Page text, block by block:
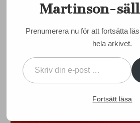
Ett författarskap som fångar
kosmos
MARTINSON JUST NU
Månadens
2025:
Edsleskog
0 Comments
Martinson-
Prenumerera nu för att fortsätta
hela arkivet.
Fortsätt läsa